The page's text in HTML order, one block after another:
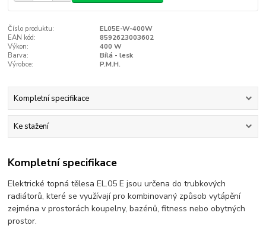
Číslo produktu:
EL05E-W-400W
EAN kód:
8592623003602
Výkon:
400 W
Barva:
Bílá - lesk
Výrobce:
P.M.H.
Kompletní specifikace
Ke stažení
Kompletní specifikace
Elektrické topná tělesa EL.05 E jsou určena do trubkových
radiátorů, které se využívají pro kombinovaný způsob vytápění
zejména v prostorách koupelny, bazénů, fitness nebo obytných
prostor.